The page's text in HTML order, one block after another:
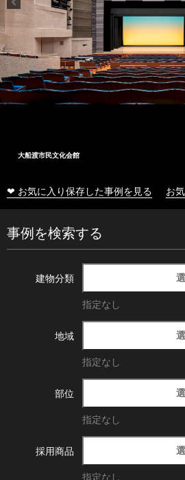
大船渡市民文化会館
❤ お気に入り保存した事例を見る お
事例を検索する
建物分類
指定なし
地域
指定なし
部位
指定なし
採用商品
指定なし